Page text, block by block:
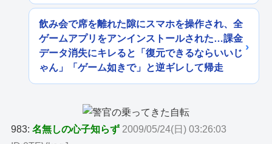
飲み会で席を離れた隙にスマホを操作され、全
ゲームアプリをアンインストールされた…課金
データ消失にキレると「復元できるならいいじ
ゃん」「ゲーム如きで」と逆ギレして帰走
983:名無しの心子知らず 2009/05/24(日) 03:26:03